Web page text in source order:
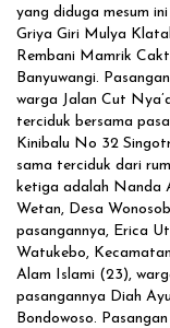
yang diduga mesum
Griya Giri Mulya
Rembani Mamrik
Banyuwangi.
warga Jalan Cut
terciduk bersama
Kinibalu No 32
sama terciduk dari
ketiga adalah Nanda
Wetan, Desa
pasangannya, Erica
Watukebo,
Alam Islami (23),
pasangannya Diah
Bondowoso.